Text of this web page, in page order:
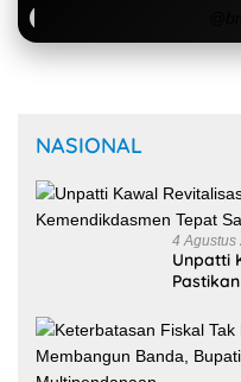
Rekomendasi untuk
Bupati Maluku Tengah
Kesehatan untuk
Pertahankan UHC
Berkualitas